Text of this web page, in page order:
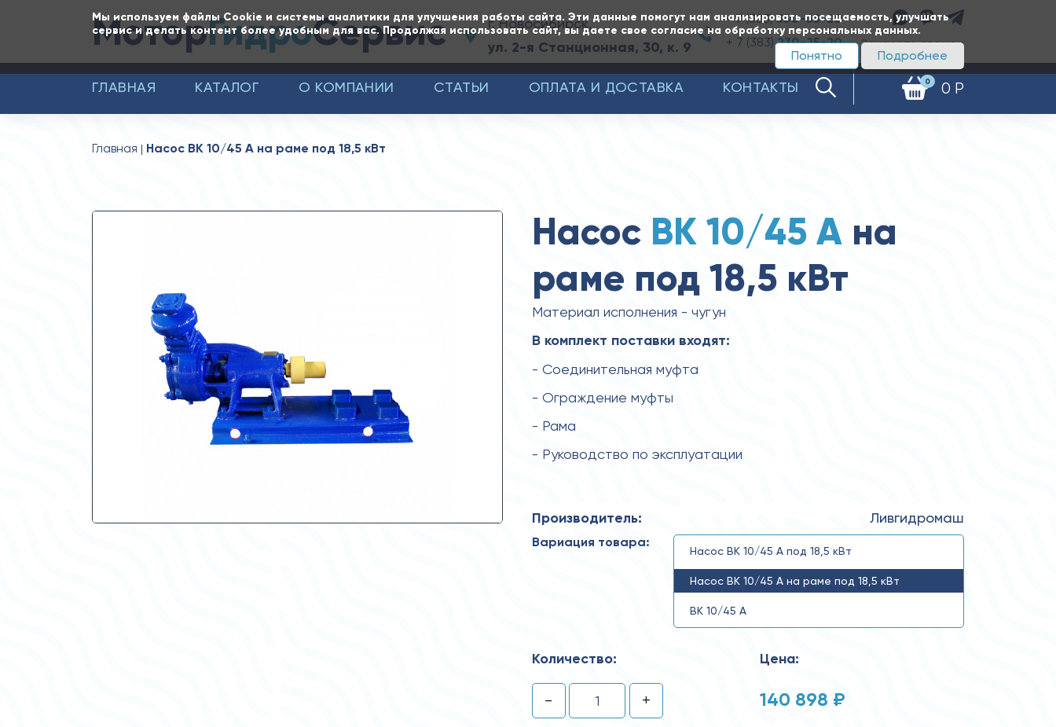
Мы используем файлы Cookie и системы аналитики для улучшения работы сайта. Эти данные помогут нам анализировать посещаемость, улучшать
сервис и делать контент более удобным для вас. Продолжая использовать сайт, вы даете свое согласие на обработку персональных данных.
Подробнее
Понятно
МоторГидроСервис г. Новосибирск,
ул. 2-я Станционная, 30, к. 9
+ 7 (383)350-65-20
+ 7 (383)230-25-20 Заказать звонок
0 0 Р
ГЛАВНАЯ КАТАЛОГ О КОМПАНИИ СТАТЬИ ОПЛАТА И ДОСТАВКА КОНТАКТЫ
Главная Насос ВК 10/45 А на раме под 18,5 кВт
Насос ВК 10/45 Ана
раме под 18,5 кВт
Материал исполнения - чугун
В комплект поставки входят:
- Соединительная муфта
- Ограждение муфты
- Рама
- Руководство по эксплуатации
Производитель: Ливгидромаш
Вариация товара:
Насос ВК 10/45 А под 18,5 кВт
Насос ВК 10/45 А на раме под 18,5 кВт
ВК 10/45 А
Количество:
- +
Цена:
140 898 ₽